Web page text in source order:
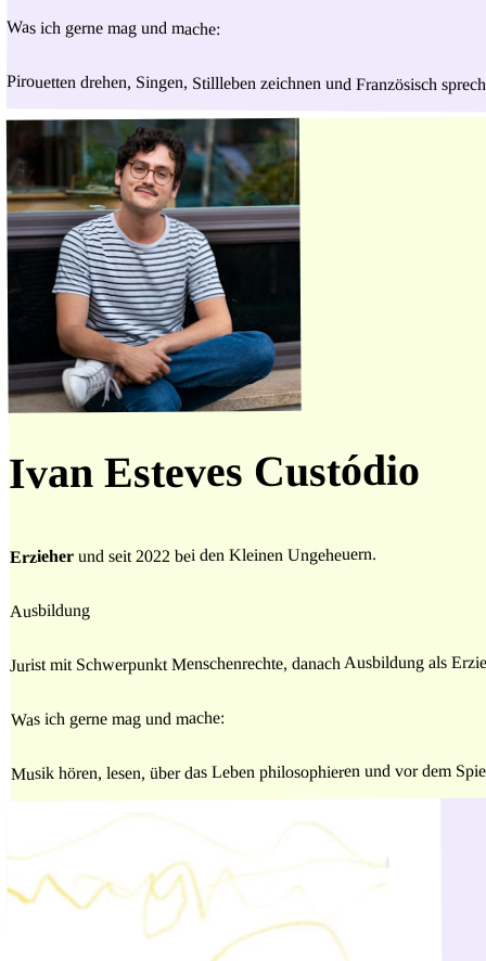
Was ich gerne mag und mache:
Pirouetten drehen, Singen, Stillleben zeichnen und Französisch
Ivan Esteves Custódio
Erzieherund seit 2022 bei den Kleinen Ungeheuern.
Ausbildung
Jurist mit Schwerpunkt Menschenrechte, danach Ausbildung als
Was ich gerne mag und mache:
Musik hören, lesen, über das Leben philosophieren und vor dem